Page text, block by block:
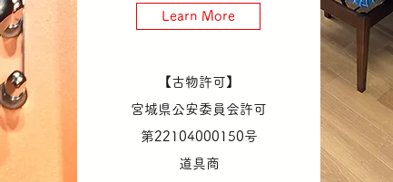
Learn More
​ 【古物許可】
宮城県公安委員会許可
第22 104000150号
​道具商